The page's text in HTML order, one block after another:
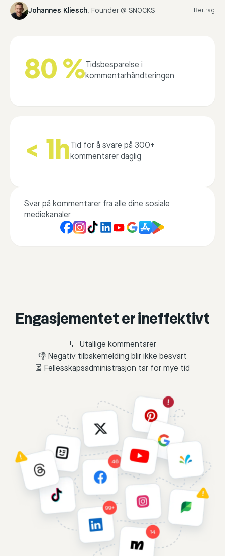
Johannes Kliesch, Founder @ SNOCKS Beitrag
80 %Tidsbesparelse i
kommentarhåndteringen
< 1hTid for å svare på 300+
kommentarer daglig
Svar på kommentarer fra alle dine sosiale
mediekanaler
Engasjementet er ineffektivt
💬 Utallige kommentarer
👎 Negativ tilbakemelding blir ikke besvart
⏳ Fellesskapsadministrasjon tar for mye tid